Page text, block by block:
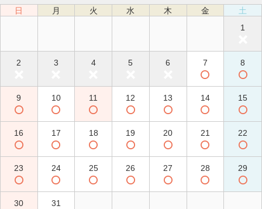
日 月 火 水 木 金
土
1
2 3 4 5 6 7 8
9 10 11 12 13 14 15
16 17 18 19 20 21 22
23 24 25 26 27 28 29
30 31